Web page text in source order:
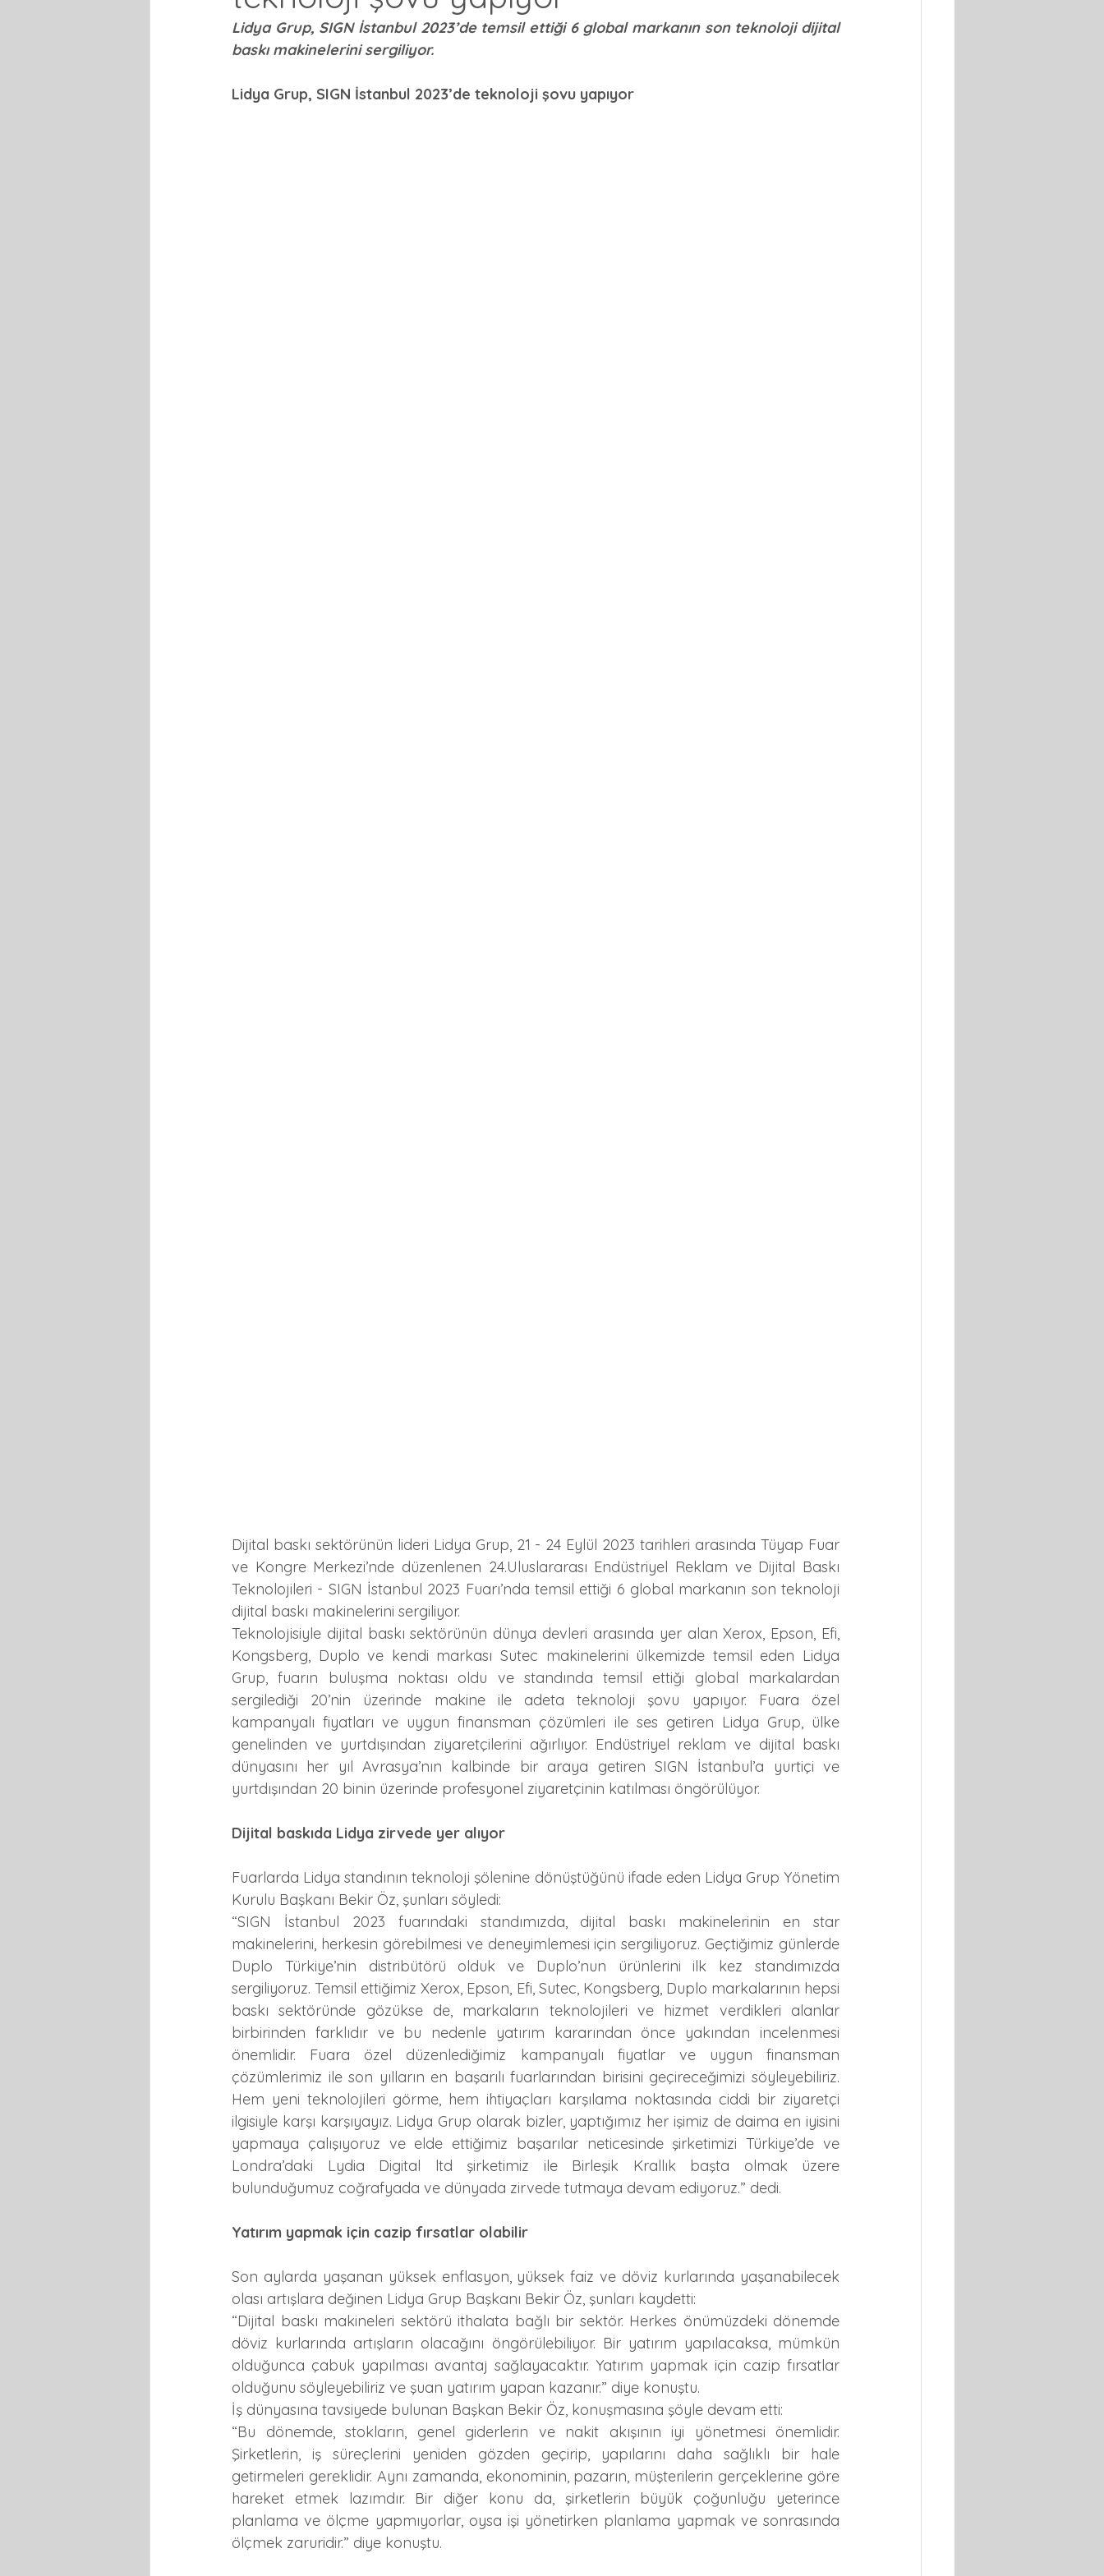
Lidya Grup, SIGN İstanbul 2023’de temsil ettiği 6 global markanın son teknoloji dijital
baskı makinelerini sergiliyor.
Lidya Grup, SIGN İstanbul 2023’de teknoloji şovu yapıyor
Dijital baskı sektörünün lideri Lidya Grup, 21 - 24 Eylül 2023 tarihleri arasında Tüyap Fuar
ve Kongre Merkezi’nde düzenlenen 24.Uluslararası Endüstriyel Reklam ve Dijital Baskı
Teknolojileri - SIGN İstanbul 2023 Fuarı’nda temsil ettiği 6 global markanın son teknoloji
dijital baskı makinelerini sergiliyor.
Teknolojisiyle dijital baskı sektörünün dünya devleri arasında yer alan Xerox, Epson, Efi,
Kongsberg, Duplo ve kendi markası Sutec makinelerini ülkemizde temsil eden Lidya
Grup, fuarın buluşma noktası oldu ve standında temsil ettiği global markalardan
sergilediği 20’nin üzerinde makine ile adeta teknoloji şovu yapıyor. Fuara özel
kampanyalı fiyatları ve uygun finansman çözümleri ile ses getiren Lidya Grup, ülke
genelinden ve yurtdışından ziyaretçilerini ağırlıyor. Endüstriyel reklam ve dijital baskı
dünyasını her yıl Avrasya’nın kalbinde bir araya getiren SIGN İstanbul’a yurtiçi ve
yurtdışından 20 binin üzerinde profesyonel ziyaretçinin katılması öngörülüyor.
Dijital baskıda Lidya zirvede yer alıyor
Fuarlarda Lidya standının teknoloji şölenine dönüştüğünü ifade eden Lidya Grup Yönetim
Kurulu Başkanı Bekir Öz, şunları söyledi:
“SIGN İstanbul 2023 fuarındaki standımızda, dijital baskı makinelerinin en star
makinelerini, herkesin görebilmesi ve deneyimlemesi için sergiliyoruz. Geçtiğimiz günlerde
Duplo Türkiye’nin distribütörü olduk ve Duplo’nun ürünlerini ilk kez standımızda
sergiliyoruz. Temsil ettiğimiz Xerox, Epson, Efi, Sutec, Kongsberg, Duplo markalarının hepsi
baskı sektöründe gözükse de, markaların teknolojileri ve hizmet verdikleri alanlar
birbirinden farklıdır ve bu nedenle yatırım kararından önce yakından incelenmesi
önemlidir. Fuara özel düzenlediğimiz kampanyalı fiyatlar ve uygun finansman
çözümlerimiz ile son yılların en başarılı fuarlarından birisini geçireceğimizi söyleyebiliriz.
Hem yeni teknolojileri görme, hem ihtiyaçları karşılama noktasında ciddi bir ziyaretçi
ilgisiyle karşı karşıyayız. Lidya Grup olarak bizler, yaptığımız her işimiz de daima en iyisini
yapmaya çalışıyoruz ve elde ettiğimiz başarılar neticesinde şirketimizi Türkiye’de ve
Londra’daki Lydia Digital ltd şirketimiz ile Birleşik Krallık başta olmak üzere
bulunduğumuz coğrafyada ve dünyada zirvede tutmaya devam ediyoruz.” dedi.
Yatırım yapmak için cazip fırsatlar olabilir
Son aylarda yaşanan yüksek enflasyon, yüksek faiz ve döviz kurlarında yaşanabilecek
olası artışlara değinen Lidya Grup Başkanı Bekir Öz, şunları kaydetti:
“Dijital baskı makineleri sektörü ithalata bağlı bir sektör. Herkes önümüzdeki dönemde
döviz kurlarında artışların olacağını öngörülebiliyor. Bir yatırım yapılacaksa, mümkün
olduğunca çabuk yapılması avantaj sağlayacaktır. Yatırım yapmak için cazip fırsatlar
olduğunu söyleyebiliriz ve şuan yatırım yapan kazanır.” diye konuştu.
İş dünyasına tavsiyede bulunan Başkan Bekir Öz, konuşmasına şöyle devam etti:
“Bu dönemde, stokların, genel giderlerin ve nakit akışının iyi yönetmesi önemlidir.
Şirketlerin, iş süreçlerini yeniden gözden geçirip, yapılarını daha sağlıklı bir hale
getirmeleri gereklidir. Aynı zamanda, ekonominin, pazarın, müşterilerin gerçeklerine göre
hareket etmek lazımdır. Bir diğer konu da, şirketlerin büyük çoğunluğu yeterince
planlama ve ölçme yapmıyorlar, oysa işi yönetirken planlama yapmak ve sonrasında
ölçmek zaruridir.” diye konuştu.